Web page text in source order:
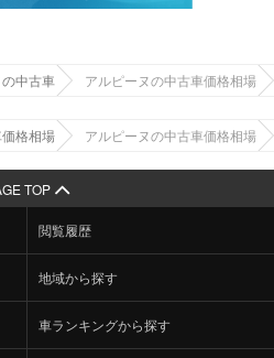
中古車 アルピーヌの中古車価格相場
格相場 アルピーヌの中古車価格相場
TOP
閲覧履歴
地域から探す
車ランキングから探す